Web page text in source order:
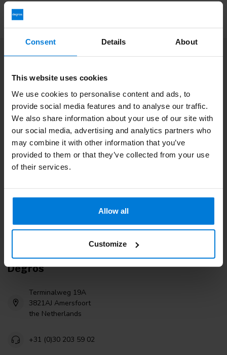
Consent Details About
This website uses cookies
We use cookies to personalise content and ads, to
provide social media features and to analyse our traffic.
We also share information about your use of our site with
our social media, advertising and analytics partners who
may combine it with other information that you’ve
provided to them or that they’ve collected from your use
of their services.
Allow all
Customize
Informations additionnelles
Si vous avez des questions, veuillez contacter notre équipe du
service clientèle. Ou consultez nos blogs informatifs.
Consultez nos blogs
Abonnez-vous à notre infolettre
Degros
Terminalweg 19A
3821AJ Amersfoort
the Netherlands
+31 (0)30 203 59 02